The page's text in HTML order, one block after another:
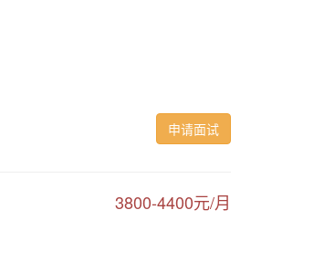
申请面试
3800-4400元/月